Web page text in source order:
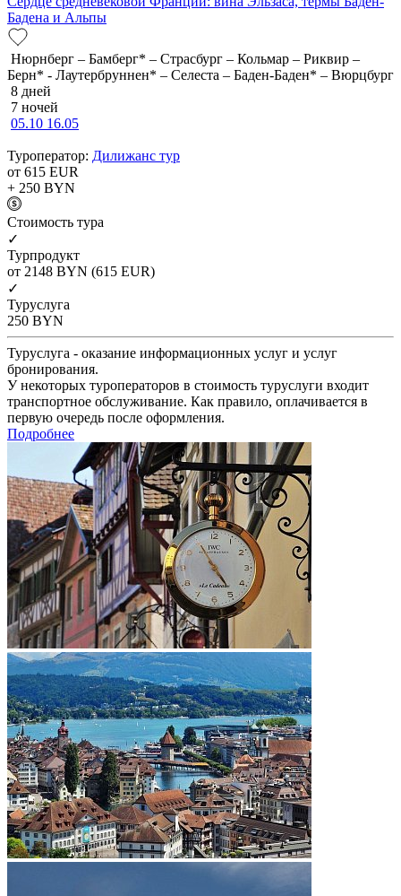
Бадена и Альпы
Нюрнберг – Бамберг* – Страсбург – Кольмар – Риквир –
Берн* - Лаутербруннен* – Селеста – Баден-Баден* – Вюрцбург
8 дней
7 ночей
05.10 16.05
Туроператор: Дилижанс тур
от 615 EUR
+ 250 BYN
Cтоимость тура
✓
Турпродукт
от 2148 BYN (615 EUR)
✓
Туруслуга
250 BYN
Туруслуга - оказание информационных услуг и услуг
бронирования.
У некоторых туроператоров в стоимость туруслуги входит
транспортное обслуживание. Как правило, оплачивается в
первую очередь после оформления.
Подробнее